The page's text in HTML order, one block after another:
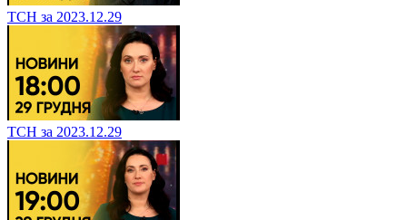
ТСН за 2023.12.29
ТСН за 2023.12.29